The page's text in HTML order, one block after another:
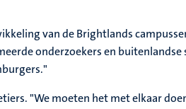
van de Brightlands
onderzoekers en buitenlandse
"We moeten het met elkaar